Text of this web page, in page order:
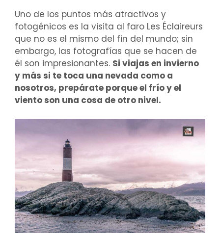
Uno de los puntos más atractivos y
fotogénicos es la visita al faro Les Éclaireurs
que no es el mismo del fin del mundo; sin
embargo, las fotografías que se hacen de
él son impresionantes. Si viajas en invierno
y más si te toca una nevada como a
nosotros, prepárate porque el frío y el
viento son una cosa de otro nivel.